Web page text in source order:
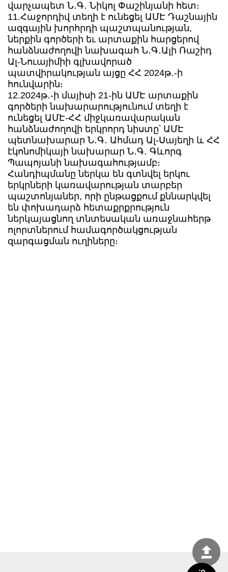
վարչապետ Ն․Գ․ Նիկոլ Փաշինյանի հետ։
11.Հաջորդիվ տեղի է ունեցել ԱՄԷ Դաշնային
ազգային խորհրդի պաշտպանության,
ներքին գործերի եւ արտաքին հարցերով
հանձնաժողովի նախագահ Ն․Գ․Ալի Ռաշիդ
Ալ-Նուայիմիի գլխավորած
պատվիրակության այցը ՀՀ 2024թ․-ի
հունվարին։
12.2024թ․-ի մայիսի 21-ին ԱՄԷ արտաքին
գործերի նախարարությունում տեղի է
ունեցել ԱՄԷ-ՀՀ միջկառավարական
հանձնաժողովի երկրորդ նիստը՝ ԱՄԷ
պետնախարար Ն․Գ․ Ահմադ Ալ-Սայեղի և ՀՀ
էկոնոմիկայի նախարար Ն․Գ․ Գևորգ
Պապոյանի նախագահությամբ։
Հանդիպմանը ներկա են գտնվել երկու
երկրների կառավարության տարբեր
պաշտոնյաներ, որի ընթացքում քննարկվել
են փոխադարձ հետաքրքրություն
ներկայացնող տնտեսական առաջնահերթ
ոլորտներում համագործակցության
զարգացման ուղիները։